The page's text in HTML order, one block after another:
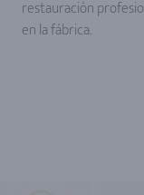
restauración
en la fábrica.